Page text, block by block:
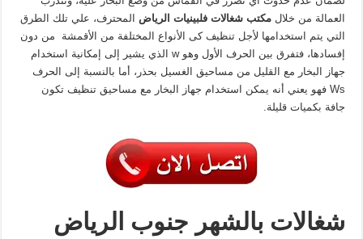
العمالة من خلالمكتب شغالات فلبينيات الرياض المحترف، علي تلك الطرق
التي يتم استخدامها لأجل تنظيف كى الأنواع المختلفة من الأقمشة من دون
إفسادها، فتفرق بين الحرف الأول وهو w الذي يشير إلى إمكانية استخدام
جهاز البخار مع القليل من مساحيق الغسيل بحذر، أما بالنسبة إلى الحرف
Ws فهو يعني أنه يمكن استخدام جهاز البخار مع مساحيق تنظيف تكون
جافة بكميات قليلة.
شغالات بالشهر جنوب الرياض